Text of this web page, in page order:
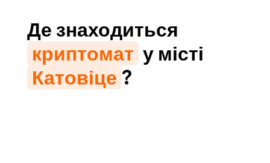
Де знаходиться
криптомат у місті
Катовіце ?